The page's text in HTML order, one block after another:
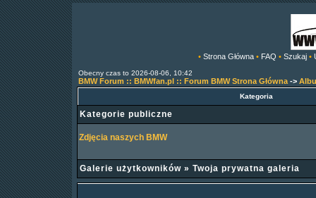
• Strona Główna • FAQ • Szukaj •
Obecny czas to 2026-08-06, 10:42
BMW Forum :: BMWfan.pl :: Forum BMW Strona Główna->
Kategoria
Kategorie publiczne
Zdjęcia naszych BMW
Galerie użytkowników» Twoja prywatna galeria